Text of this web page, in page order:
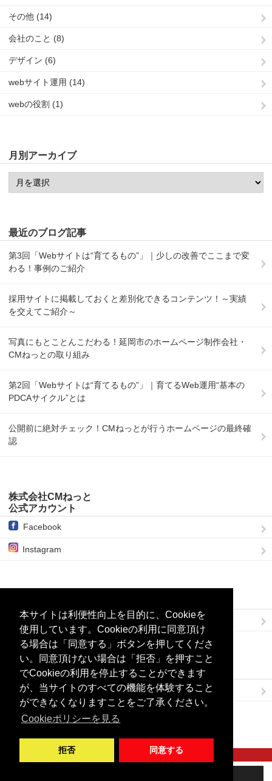
本サイトは利便性向上を目的に、Cookieを
使用しています。Cookieの利用に同意頂け
る場合は「同意する」ボタンを押してくださ
い。同意頂けない場合は「拒否」を押すこと
でCookieの利用を停止することができます
が、当サイトのすべての機能を体験すること
ができなくなりますことをご了承ください。
Cookieポリシーを見る
拒否 同意する
その他 (14)
会社のこと (8)
デザイン (6)
webサイト運用 (14)
webの役割 (1)
月別アーカイブ
最近のブログ記事
第3回「Webサイトは“育てるもの”」｜少しの改善でここまで変
わる！事例のご紹介
採用サイトに掲載しておくと差別化できるコンテンツ！～実績
を交えてご紹介～
写真にもとことんこだわる！延岡市のホームページ制作会社・
CMねっとの取り組み
第2回「Webサイトは“育てるもの”」｜育てるWeb運用“基本の
PDCAサイクル”とは
公開前に絶対チェック！CMねっとが行うホームページの最終確
認
株式会社CMねっと
公式アカウント
Facebook
Instagram
RSSでブログを購読
Links
株式会社CMねっと
© 2008 - 2026 株式会社CMねっと